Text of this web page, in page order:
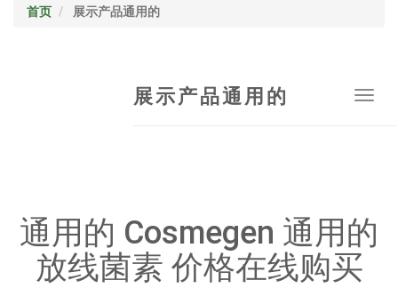
首页 展示产品通用的
展示产品通用的
通用的 Cosmegen 通用的
放线菌素 价格在线购买